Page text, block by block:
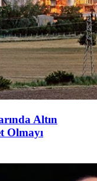
Altın
Olmayı